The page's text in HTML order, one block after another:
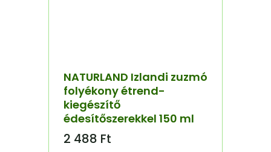
NATURLAND Izlandi zuzmó
folyékony étrend-
kiegészítő
édesítőszerekkel 150 ml
2 488 Ft